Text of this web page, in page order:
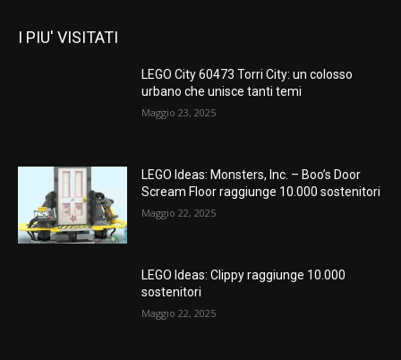
I PIU' VISITATI
LEGO City 60473 Torri City: un colosso
urbano che unisce tanti temi
Maggio 23, 2025
LEGO Ideas: Monsters, Inc. – Boo’s Door
Scream Floor raggiunge 10.000 sostenitori
Maggio 22, 2025
LEGO Ideas: Clippy raggiunge 10.000
sostenitori
Maggio 22, 2025